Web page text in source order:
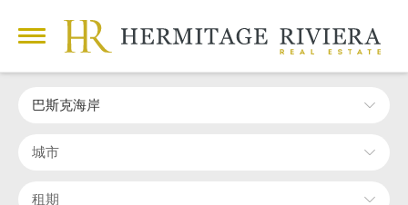
巴斯克海岸
城市
租期